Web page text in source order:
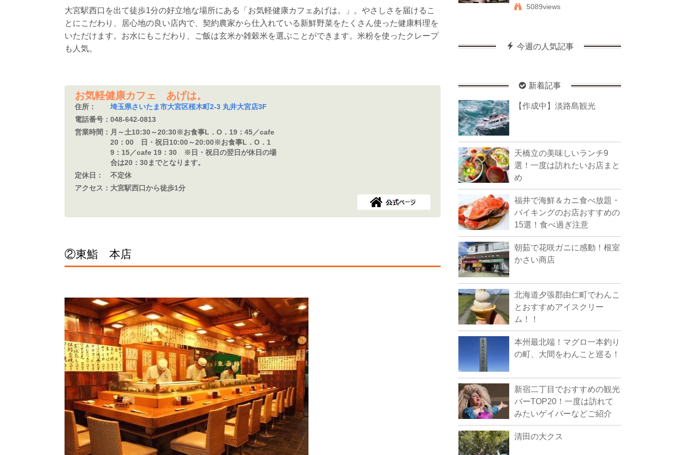
大宮駅西口を出て徒歩1分の好立地な場所にある「お気軽健康カフェあげは。」。やさしさを届けるこ
とにこだわり、居心地の良い店内で、契約農家から仕入れている新鮮野菜をたくさん使った健康料理を
いただけます。お水にもこだわり、ご飯は玄米か雑穀米を選ぶことができます。米粉を使ったクレープ
も人気。
お気軽健康カフェ あげは。
住所：
埼玉県さいたま市大宮区桜木町2-3 丸井大宮店3F
電話番号： 048-642-0813
営業時間： 月～土10:30～20:30※お食事L．O．19：45／cafe
20：00 日・祝日10:00～20:00※お食事L．O．1
9：15／cafe 19：30 ※日・祝日の翌日が休日の場
合は20：30までとなります。
定休日：
不定休
アクセス： 大宮駅西口から徒歩1分
②東鮨 本店
5089views
今週の人気記事
新着記事
【作成中】淡路島観光
天橋立の美味しいランチ9
選！一度は訪れたいお店まと
め
福井で海鮮＆カニ食べ放題・
バイキングのお店おすすめの
15選！食べ過ぎ注意
朝茹で花咲ガニに感動！根室
かさい商店
北海道夕張郡由仁町でわんこ
とおすすめアイスクリー
ム！！
本州最北端！マグロ一本釣り
の町、大間をわんこと巡る！
新宿二丁目でおすすめの観光
バーTOP20！一度は訪れて
みたいゲイバーなどご紹介
清田の大クス